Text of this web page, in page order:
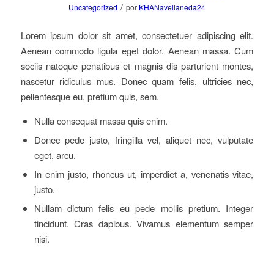
Uncategorized / por KHANavellaneda24
Lorem ipsum dolor sit amet, consectetuer adipiscing elit.
Aenean commodo ligula eget dolor. Aenean massa. Cum
sociis natoque penatibus et magnis dis parturient montes,
nascetur ridiculus mus. Donec quam felis, ultricies nec,
pellentesque eu, pretium quis, sem.
Nulla consequat massa quis enim.
Donec pede justo, fringilla vel, aliquet nec, vulputate
eget, arcu.
In enim justo, rhoncus ut, imperdiet a, venenatis vitae,
justo.
Nullam dictum felis eu pede mollis pretium. Integer
tincidunt. Cras dapibus. Vivamus elementum semper
nisi.